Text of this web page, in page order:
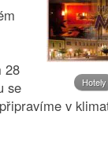
Hotely
28
se
v